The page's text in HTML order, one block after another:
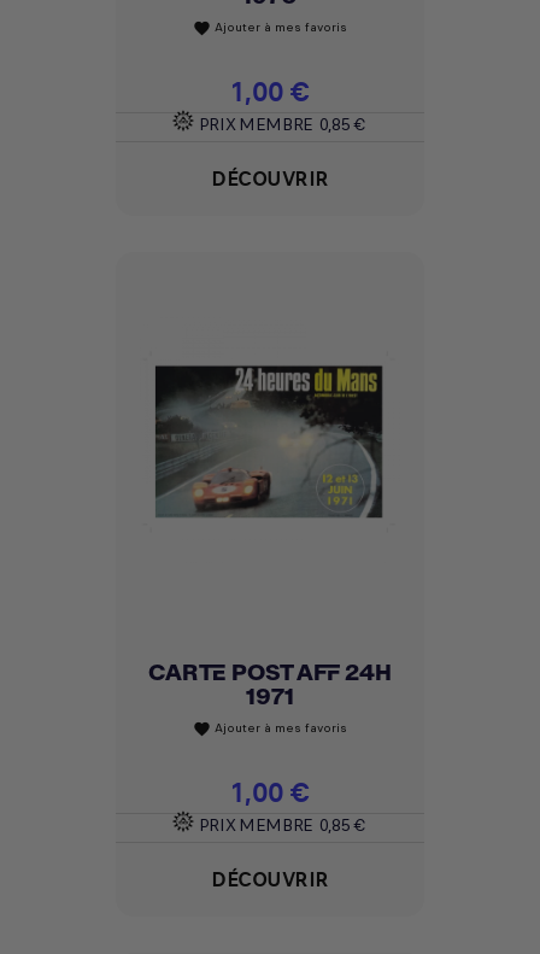
favorite Ajouter à mes favoris
Prix
1,00 €
PRIX MEMBRE 0,85 €
DÉCOUVRIR
CARTE POST AFF 24H
1971
favorite Ajouter à mes favoris
Prix
1,00 €
PRIX MEMBRE 0,85 €
DÉCOUVRIR